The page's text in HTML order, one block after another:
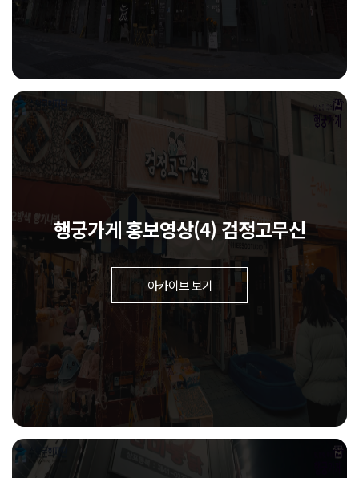
행궁가게 홍보영상(4) 검정고무신
아카이브 보기